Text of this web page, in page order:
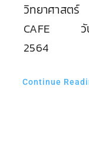
วิทยาศาสต
CAFE วันที่
2564
Continue